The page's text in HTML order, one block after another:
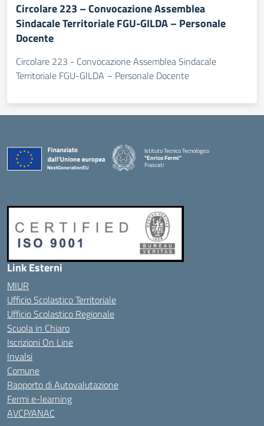
Circolare 223 – Convocazione Assemblea
Sindacale Territoriale FGU-GILDA – Personale
Docente
Circolare 223 - Convocazione Assemblea Sindacale
Territoriale FGU-GILDA – Personale Docente
Istituto Tecnico Tecnologico
"Enrico Fermi"
Frascati
Link Esterni
MIUR
Ufficio Scolastico Territoriale
Ufficio Scolastico Regionale
Scuola in Chiaro
Iscrizioni On Line
Invalsi
Comune
Rapporto di Autovalutazione
Fermi e-learning
AVCP/ANAC